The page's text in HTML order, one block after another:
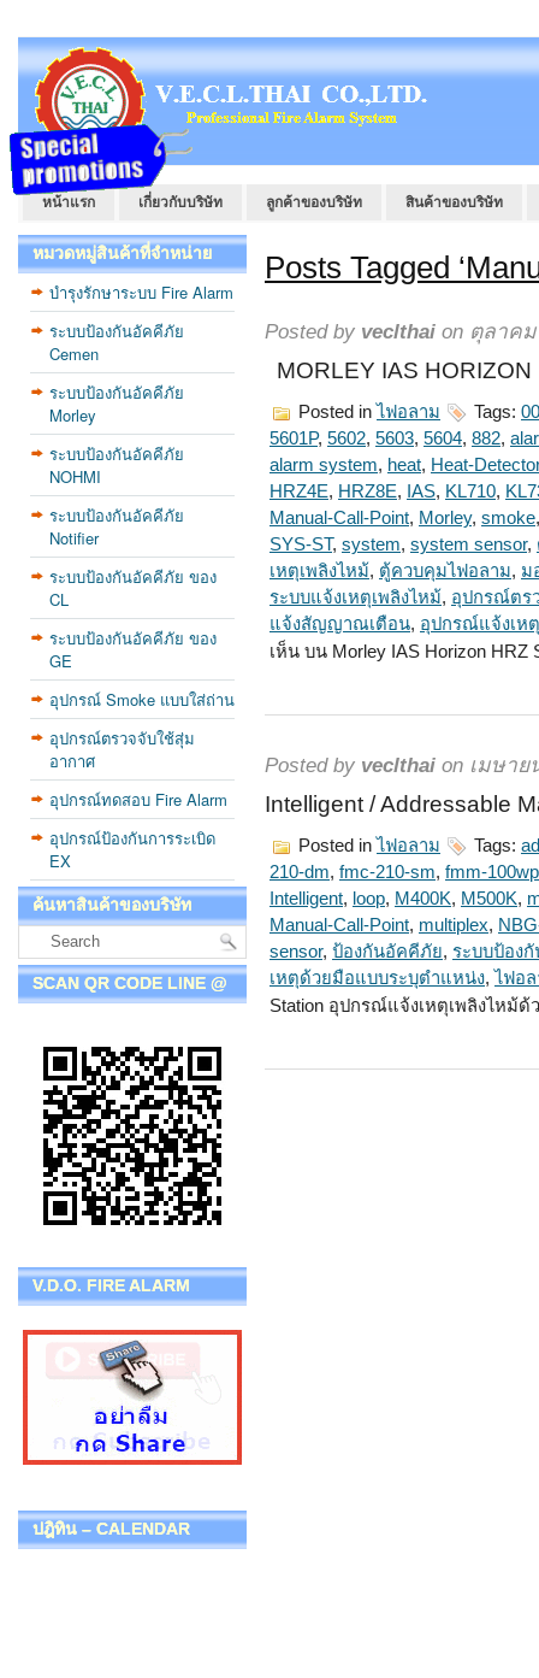
หน้าแรก เกี่ยวกับบริษัท ลูกค้าของบริษัท สินค้าของบริษัท
หมวดหมู่สินค้าที่จำหน่าย
บำรุงรักษาระบบ Fire Alarm
ระบบป้องกันอัคคีภัย
Cemen
ระบบป้องกันอัคคีภัย
Morley
ระบบป้องกันอัคคีภัย
NOHMI
ระบบป้องกันอัคคีภัย
Notifier
ระบบป้องกันอัคคีภัย ของ
CL
ระบบป้องกันอัคคีภัย ของ
GE
อุปกรณ์ Smoke แบบใส่ถ่าน
อุปกรณ์ตรวจจับใช้สุ่ม
อากาศ
อุปกรณ์ทดสอบ Fire Alarm
อุปกรณ์ป้องกันการระเบิด
EX
ค้นหาสินค้าของบริษัท
SCAN QR CODE LINE @
V.D.O. FIRE ALARM
ปฎิทิน – CALENDAR
Posts Tagged
Posted by veclthai on ตุลาคม
MORLEY IAS
Posted in ไฟอลาม Tags:
5601P, 5602, 5603, 5604, 882,
alarm system, heat, Heat-Detector
HRZ4E, HRZ8E, IAS, KL710,
Manual-Call-Point, Morley, smoke
SYS-ST, system, system sensor,
เหตุเพลิงไหม้, ตู้ควบคุมไฟอลาม, ม
ระบบแจ้งเหตุเพลิงไหม้, อุปกรณ์ตร
แจ้งสัญญาณเตือน, อุปกรณ์แจ้งเห
เห็น บน Morley IAS Horizon HRZ
Posted by veclthai on เมษาย
Intelligent / Addressable
Posted in ไฟอลาม Tags:
210-dm, fmc-210-sm, fmm-
Intelligent, loop, M400K, M500K,
Manual-Call-Point, multiplex,
sensor, ป้องกันอัคคีภัย, ระบบป้อง
เหตุด้วยมือแบบระบุตำแหน่ง, ไฟอ
Station อุปกรณ์แจ้งเหตุเพลิงไหม้